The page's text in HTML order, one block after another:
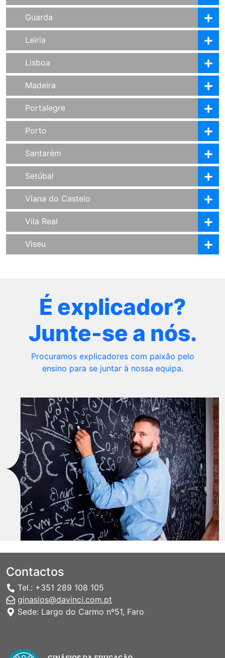
Guarda
Leiria
Lisboa
Madeira
Portalegre
Porto
Santarém
Setúbal
Viana do Castelo
Vila Real
Viseu
É explicador?
Junte-se a nós.
Procuramos explicadores com paixão pelo
ensino para se juntar à nossa equipa.
Contactos
Tel.: +351 289 108 105
ginasios@davinci.com.pt
Sede: Largo do Carmo nº51, Faro